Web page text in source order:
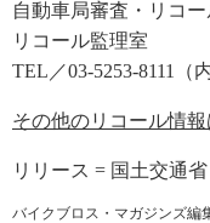
自動車局審査・リコー
リコール監理室
TEL／03-5253-8111（
その他のリコール情報
リリース = 国土交通省
バイクブロス・マガジンズ編